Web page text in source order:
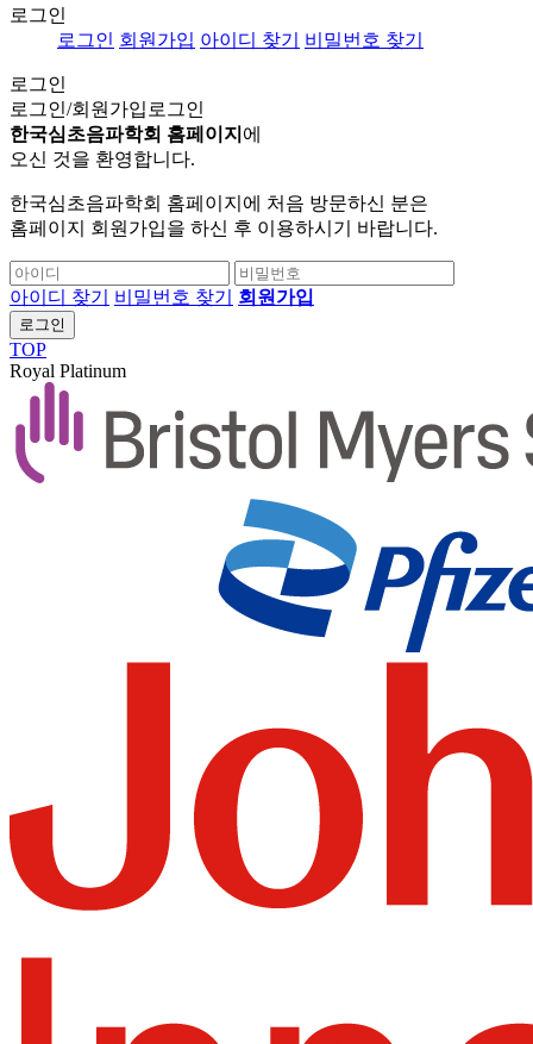
로그인
로그인 회원가입 아이디 찾기 비밀번호 찾기
로그인
로그인/회원가입 로그인
한국심초음파학회 홈페이지 에
오신 것을 환영합니다.
한국심초음파학회 홈페이지에 처음 방문하신 분은
홈페이지 회원가입을 하신 후 이용하시기 바랍니다.
아이디 찾기 비밀번호 찾기 회원가입
로그인
TOP
Royal Platinum